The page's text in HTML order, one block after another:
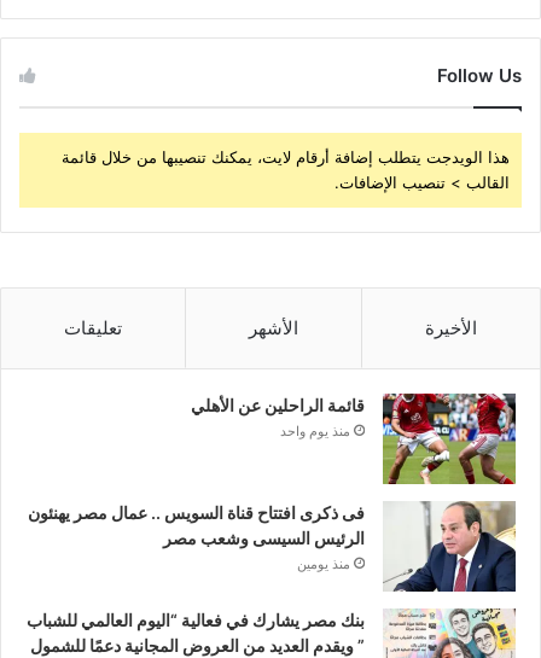
Follow Us
هذا الويدجت يتطلب إضافة أرقام لايت، يمكنك تنصيبها من خلال قائمة
القالب > تنصيب الإضافات.
الأخيرة الأشهر تعليقات
قائمة الراحلين عن الأهلي
منذ يوم واحد
فى ذكرى افتتاح قناة السويس .. عمال مصر يهنئون
الرئيس السيسى وشعب مصر
منذ يومين
بنك مصر يشارك في فعالية “اليوم العالمي للشباب
” ويقدم العديد من العروض المجانية دعمًا للشمول